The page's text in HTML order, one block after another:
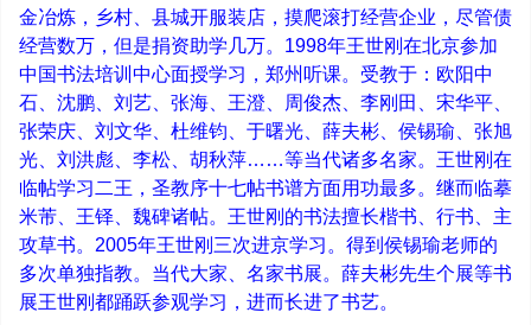
金冶炼，乡村、县城开服装店，摸爬滚打经营企业，尽管债
经营数万，但是捐资助学几万。 1998年王世刚在北京参加
中国书法培训中心面授学习，郑州听课。受教于：欧阳中
石、沈鹏、刘艺、张海、王澄、周俊杰、李刚田、宋华平、
张荣庆、刘文华、杜维钧、于曙光、薛夫彬、侯锡瑜、张旭
光、刘洪彪、李松、胡秋萍……等当代诸多名家。王世刚在
临帖学习二王，圣教序十七帖书谱方面用功最多。继而临摹
米芾、王铎、魏碑诸帖。王世刚的书法擅长楷书、行书、主
攻草书。 2005年王世刚三次进京学习。得到侯锡瑜老师的
多次单独指教。当代大家、名家书展。薛夫彬先生个展等书
展王世刚都踊跃参观学习，进而长进了书艺。